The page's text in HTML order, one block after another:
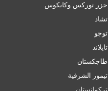
جزر توركس وكايكوس
تشاد
توجو
تايلاند
طاجكستان
تيمور الشرقية
تركمانستان